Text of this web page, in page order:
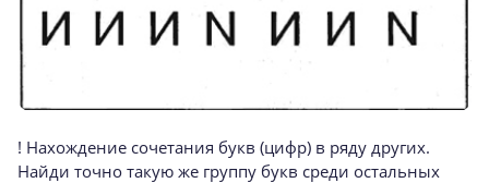
! Нахождение сочетания букв (цифр) в ряду других.
Найди точно такую же группу букв среди остальных